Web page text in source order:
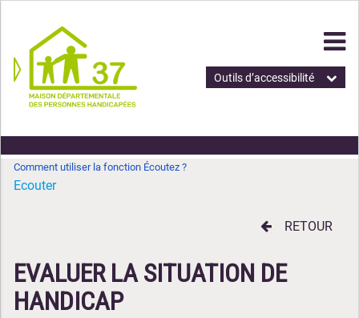
Outils d’accessibilité
Comment utiliser la fonction Écoutez ?
Ecouter
RETOUR
EVALUER LA SITUATION DE
HANDICAP